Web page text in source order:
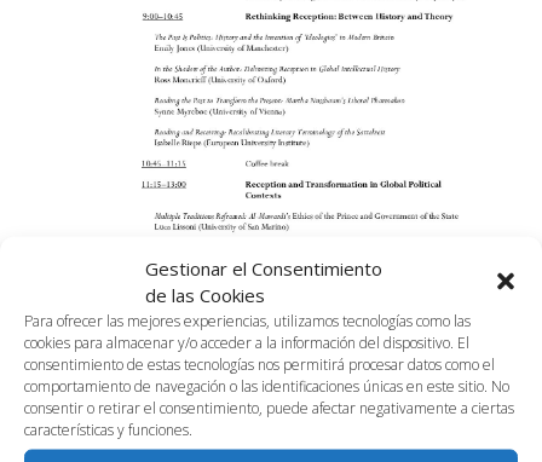
Gestionar el Consentimiento
de las Cookies
Para ofrecer las mejores experiencias, utilizamos tecnologías como las
cookies para almacenar y/o acceder a la información del dispositivo. El
consentimiento de estas tecnologías nos permitirá procesar datos como el
comportamiento de navegación o las identificaciones únicas en este sitio. No
consentir o retirar el consentimiento, puede afectar negativamente a ciertas
características y funciones.
febrero 12 @ 8:30 am